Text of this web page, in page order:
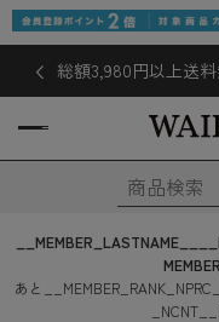
総額3,980円以上送
__MEMBER_LASTNAME__
あと
_NCNT__